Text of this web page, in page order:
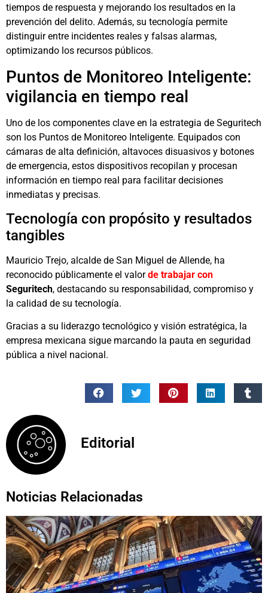
tiempos de respuesta y mejorando los resultados en la
prevención del delito. Además, su tecnología permite
distinguir entre incidentes reales y falsas alarmas,
optimizando los recursos públicos.
Puntos de Monitoreo Inteligente:
vigilancia en tiempo real
Uno de los componentes clave en la estrategia de Seguritech
son los Puntos de Monitoreo Inteligente. Equipados con
cámaras de alta definición, altavoces disuasivos y botones
de emergencia, estos dispositivos recopilan y procesan
información en tiempo real para facilitar decisiones
inmediatas y precisas.
Tecnología con propósito y resultados
tangibles
Mauricio Trejo, alcalde de San Miguel de Allende, ha
reconocido públicamente el valorde trabajar con
Seguritech, destacando su responsabilidad, compromiso y
la calidad de su tecnología.
Gracias a su liderazgo tecnológico y visión estratégica, la
empresa mexicana sigue marcando la pauta en seguridad
pública a nivel nacional.
Editorial
Noticias Relacionadas